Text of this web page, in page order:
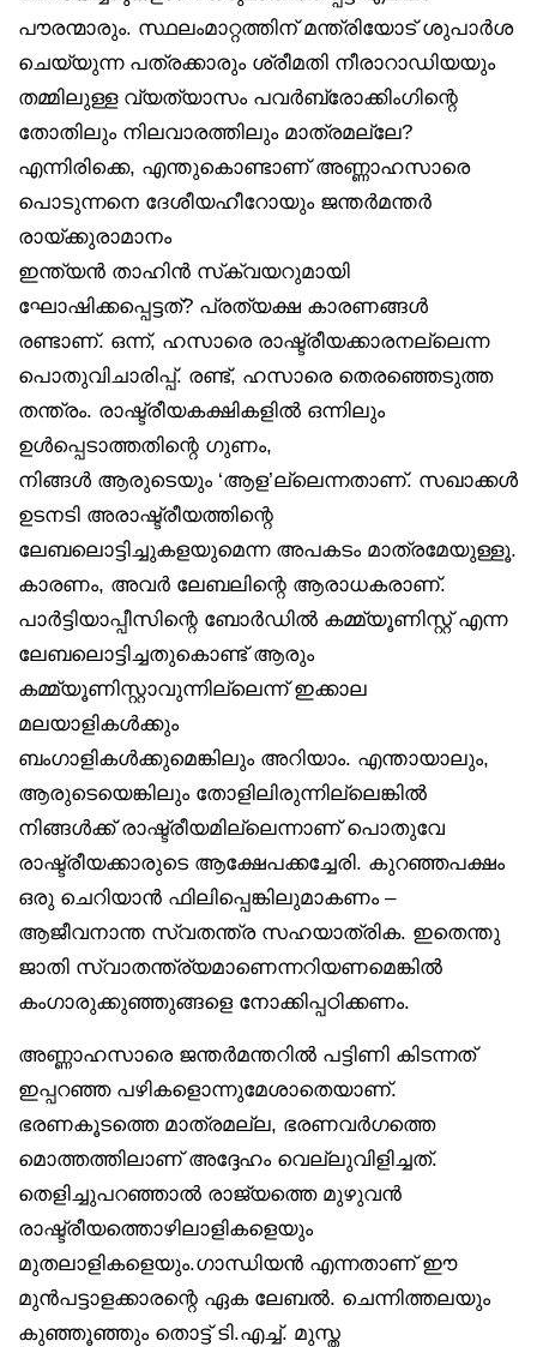
പൗരന്മാരും. സ്ഥലംമാറ്റത്തിന് മന്ത്രിയോട് ശുപാർശ
ചെയ്യുന്ന പത്രക്കാരും ശ്രീമതി നീരാറാഡിയയും
തമ്മിലുള്ള വ്യത്യാസം പവർബ്രോക്കിംഗിന്റെ
തോതിലും നിലവാരത്തിലും മാത്രമല്ലേ?
എന്നിരിക്കെ, എന്തുകൊണ്ടാണ് അണ്ണാഹസാരെ
പൊടുന്നനെ ദേശീയഹീറോയും ജന്തർമന്തർ
രായ്ക്കുരാമാനം
ഇന്ത്യൻ താഹിൻ സ്‌ക്വയറുമായി
ഘോഷിക്കപ്പെട്ടത്? പ്രത്യക്ഷ കാരണങ്ങൾ
രണ്ടാണ്. ഒന്ന്, ഹസാരെ രാഷ്ട്രീയക്കാരനല്ലെന്ന
പൊതുവിചാരിപ്പ്. രണ്ട്, ഹസാരെ തെരഞ്ഞെടുത്ത
തന്ത്രം. രാഷ്ട്രീയകക്ഷികളിൽ ഒന്നിലും
ഉൾപ്പെടാത്തതിന്റെ ഗുണം,
നിങ്ങൾ ആരുടെയും ‘ആള’ല്ലെന്നതാണ്. സഖാക്കൾ
ഉടനടി അരാഷ്ട്രീയത്തിന്റെ
ലേബലൊട്ടിച്ചുകളയുമെന്ന അപകടം മാത്രമേയുള്ളൂ.
കാരണം, അവർ ലേബലിന്റെ ആരാധകരാണ്.
പാർട്ടിയാപ്പീസിന്റെ ബോർഡിൽ കമ്മ്യൂണിസ്റ്റ് എന്ന
ലേബലൊട്ടിച്ചതുകൊണ്ട് ആരും
കമ്മ്യൂണിസ്റ്റാവുന്നില്ലെന്ന് ഇക്കാല
മലയാളികൾക്കും
ബംഗാളികൾക്കുമെങ്കിലും അറിയാം. എന്തായാലും,
ആരുടെയെങ്കിലും തോളിലിരുന്നില്ലെങ്കിൽ
നിങ്ങൾക്ക് രാഷ്ട്രീയമില്ലെന്നാണ് പൊതുവേ
രാഷ്ട്രീയക്കാരുടെ ആക്ഷേപക്കച്ചേരി. കുറഞ്ഞപക്ഷം
ഒരു ചെറിയാൻ ഫിലിപ്പെങ്കിലുമാകണം –
ആജീവനാന്ത സ്വതന്ത്ര സഹയാത്രിക. ഇതെന്തു
ജാതി സ്വാതന്ത്ര്യമാണെന്നറിയണമെങ്കിൽ
കംഗാരുക്കുഞ്ഞുങ്ങളെ നോക്കിപ്പഠിക്കണം.
അണ്ണാഹസാരെ ജന്തർമന്തറിൽ പട്ടിണി കിടന്നത്
ഇപ്പറഞ്ഞ പഴികളൊന്നുമേശാതെയാണ്.
ഭരണകൂടത്തെ മാത്രമല്ല, ഭരണവർഗത്തെ
മൊത്തത്തിലാണ് അദ്ദേഹം വെല്ലുവിളിച്ചത്.
തെളിച്ചുപറഞ്ഞാൽ രാജ്യത്തെ മുഴുവൻ
രാഷ്ട്രീയത്തൊഴിലാളികളെയും
മുതലാളികളെയും.ഗാന്ധിയൻ എന്നതാണ് ഈ
മുൻപട്ടാളക്കാരന്റെ ഏക ലേബൽ. ചെന്നിത്തലയും
കുഞ്ഞൂഞ്ഞും തൊട്ട് ടി.എച്ച്. മുസ്ത